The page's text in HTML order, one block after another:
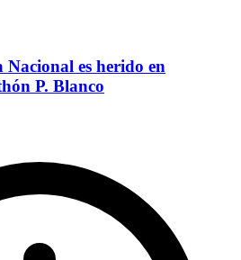
es herido en
P. Blanco